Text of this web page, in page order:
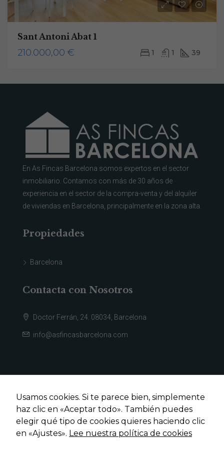
Sant Antoni Abat 1
210.000,00 € 1 1 39
En As Fincas Barcelona somos expertos en el sector
inmobiliario. Contamos con más de 30 años de
experiencia en el sector de la compra-venta y del alquiler
de viviendas en Barcelona, principalmente en la zona alta.
Propiedades
Barcelona
Contacta con Nosotros
Doctor Ferrán, 24. 08034, Barcelona
info@asfincasbarcelona.com
Usamos cookies. Si te parece bien, simplemente
haz clic en «Aceptar todo». También puedes
elegir qué tipo de cookies quieres haciendo clic
en «Ajustes». Lee nuestra política de cookies
posibilidad de